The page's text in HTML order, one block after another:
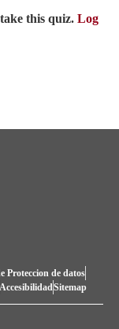
this quiz. Log
Proteccion de datos
AccesibilidadSitemap